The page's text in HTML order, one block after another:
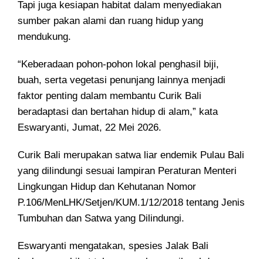
Tapi juga kesiapan habitat dalam menyediakan
sumber pakan alami dan ruang hidup yang
mendukung.
“Keberadaan pohon-pohon lokal penghasil biji,
buah, serta vegetasi penunjang lainnya menjadi
faktor penting dalam membantu Curik Bali
beradaptasi dan bertahan hidup di alam,” kata
Eswaryanti, Jumat, 22 Mei 2026.
Curik Bali merupakan satwa liar endemik Pulau Bali
yang dilindungi sesuai lampiran Peraturan Menteri
Lingkungan Hidup dan Kehutanan Nomor
P.106/MenLHK/Setjen/KUM.1/12/2018 tentang Jenis
Tumbuhan dan Satwa yang Dilindungi.
Eswaryanti mengatakan, spesies Jalak Bali